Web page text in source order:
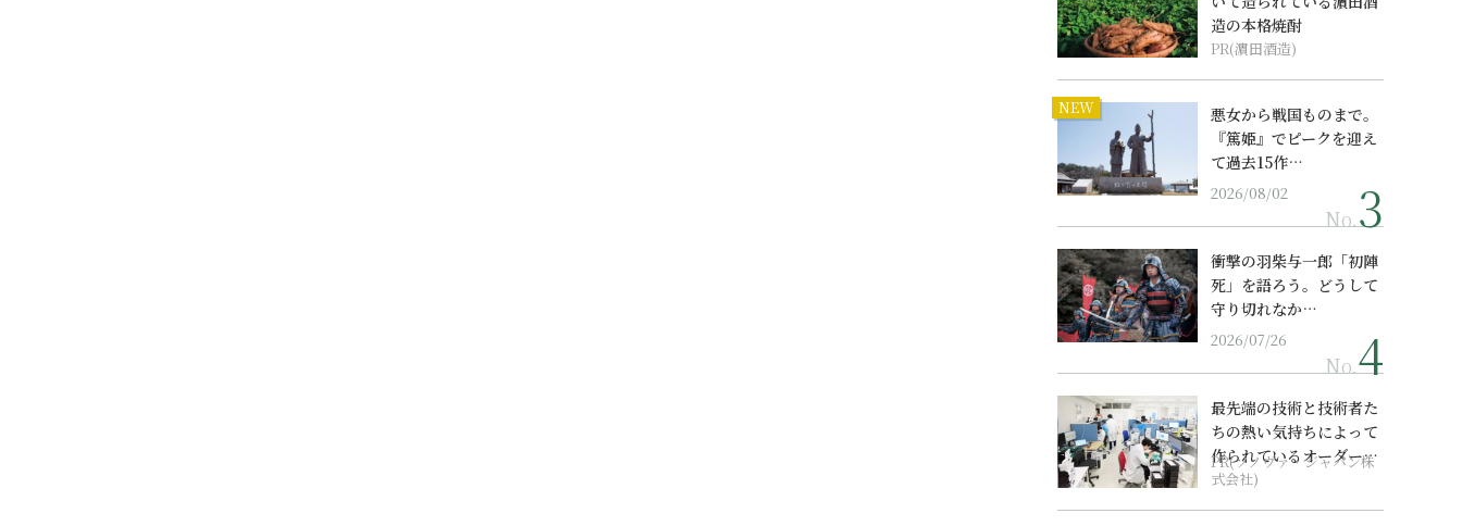
造の本格焼酎
PR(濵田酒造)
NEW
悪女から戦国ものまで。
『篤姫』でピークを迎え
て過去15作…
2026/08/02
No.
衝撃の羽柴与一郎「初陣
死」を語ろう。どうして
守り切れなか…
2026/07/26
No.
最先端の技術と技術者た
ちの熱い気持ちによって
作られているオーダーメ
イド補聴器
PR(ソノヴァ・ジャパン株
式会社)